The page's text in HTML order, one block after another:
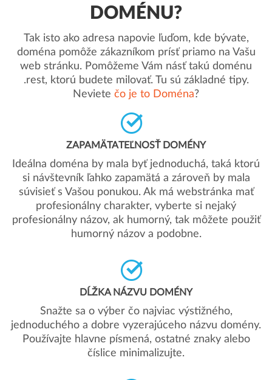
DOMÉNU?
Tak isto ako adresa napovie ľuďom, kde bývate,
doména pomôže zákazníkom prísť priamo na Vašu
web stránku. Pomôžeme Vám násť takú doménu
.rest, ktorú budete milovať. Tu sú základné tipy.
Neviete čo je to Doména?
ZAPAMÄTATEĽNOSŤ DOMÉNY
Ideálna doména by mala byť jednoduchá, taká ktorú
si návštevník ľahko zapamätá a zároveň by mala
súvisieť s Vašou ponukou. Ak má webstránka mať
profesionálny charakter, vyberte si nejaký
profesionálny názov, ak humorný, tak môžete použiť
humorný názov a podobne.
DĹŽKA NÁZVU DOMÉNY
Snažte sa o výber čo najviac výstižného,
jednoduchého a dobre vyzerajúceho názvu domény.
Používajte hlavne písmená, ostatné znaky alebo
číslice minimalizujte.